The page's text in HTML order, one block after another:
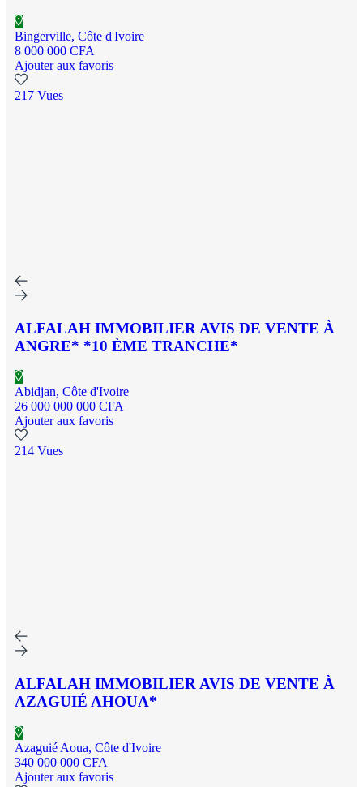
Bingerville, Côte d'Ivoire
8 000 000 CFA
Ajouter aux favoris
217 Vues
ALFALAH IMMOBILIER AVIS DE VENTE À
ANGRE* *10 ÈME TRANCHE*
Abidjan, Côte d'Ivoire
26 000 000 000 CFA
Ajouter aux favoris
214 Vues
ALFALAH IMMOBILIER AVIS DE VENTE À
AZAGUIÉ AHOUA*
Azaguié Aoua, Côte d'Ivoire
340 000 000 CFA
Ajouter aux favoris